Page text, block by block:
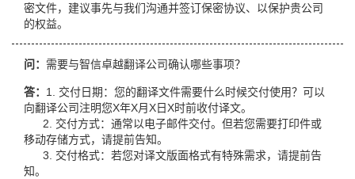
密文件，建议事先与我们沟通并签订保密协议、以保护贵公司
的权益。
问： 需要与智信卓越翻译公司确认哪些事项？
答： 1. 交付日期：您的翻译文件需要什么时候交付使用？可以
向翻译公司注明您X年X月X日X时前收付译文。
2. 交付方式：通常以电子邮件交付。但若您需要打印件或
移动存储方式，请提前告知。
3. 交付格式：若您对译文版面格式有特殊需求，请提前告
知。